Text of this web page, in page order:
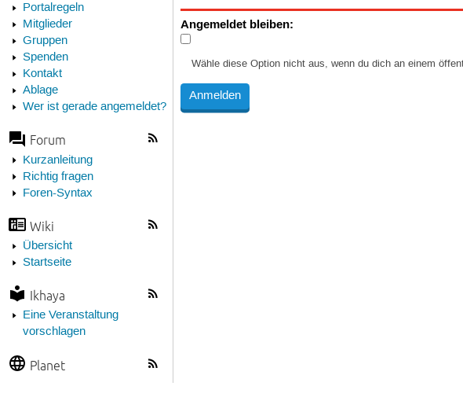
Portalregeln
Mitglieder
Gruppen
Spenden
Kontakt
Ablage
Wer ist gerade angemeldet?
Forum
Kurzanleitung
Richtig fragen
Foren-Syntax
Wiki
Übersicht
Startseite
Ikhaya
Eine Veranstaltung
vorschlagen
Planet
Angemeldet bleiben:
Wähle diese Option nicht aus, wenn du dich an einem